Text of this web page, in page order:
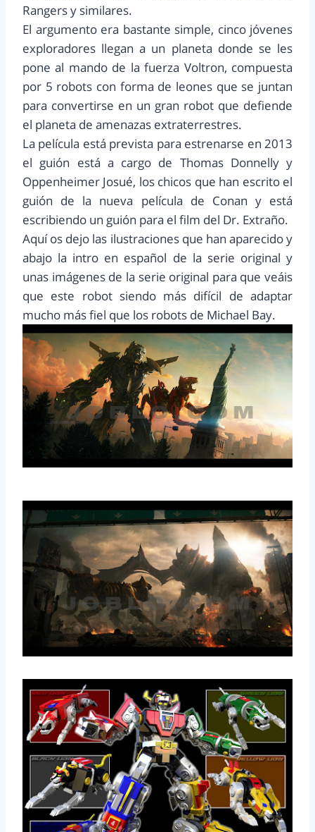
Rangers y similares.
El argumento era bastante simple, cinco jóvenes
exploradores llegan a un planeta donde se les
pone al mando de la fuerza Voltron, compuesta
por 5 robots con forma de leones que se juntan
para convertirse en un gran robot que defiende
el planeta de amenazas extraterrestres.
La película está prevista para estrenarse en 2013
el guión está a cargo de Thomas Donnelly y
Oppenheimer Josué, los chicos que han escrito el
guión de la nueva película de Conan y está
escribiendo un guión para el film del Dr. Extraño.
Aquí os dejo las ilustraciones que han aparecido y
abajo la intro en español de la serie original y
unas imágenes de la serie original para que veáis
que este robot siendo más difícil de adaptar
mucho más fiel que los robots de Michael Bay.